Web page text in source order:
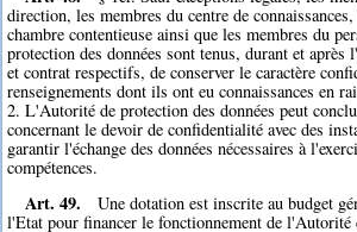
direction, les membres du centre de
chambre contentieuse ainsi que les membres du
protection des données sont tenus, durant et après
et contrat respectifs, de conserver le caractère
renseignements dont ils ont eu connaissances en
2. L'Autorité de protection des données peut
concernant le devoir de confidentialité avec des
garantir l'échange des données nécessaires à
compétences.
Art. 49.
Une dotation est inscrite au budget
l'Etat pour financer le fonctionnement de l'Autorité